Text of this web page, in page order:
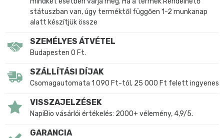
státuszban van, úgy terméktől függően 1-2 munkanap
alatt készítjük össze
SZEMÉLYES ÁTVÉTEL
Budapesten 0 Ft.
SZÁLLÍTÁSI DÍJAK
Csomagautomata 1 090 Ft-tól, 25 000 Ft felett ingyenes
VISSZAJELZÉSEK
NapiBio vásárlói értékelés: 2000+ vélemény, 4,9/5.
GARANCIA